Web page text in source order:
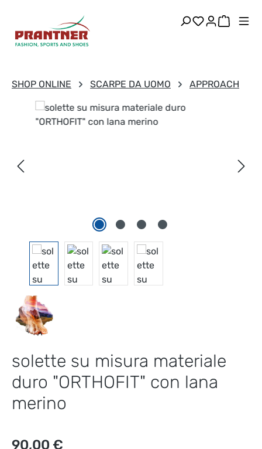
Passa al contenuto principale
Hai 0Il
SHOP ONLINE SCARPE DA UOMO APPROACH
Salta la galleria di immagini
solette su misura materiale
duro "ORTHOFIT" con lana
merino
Prezzo normale:
90,00 €